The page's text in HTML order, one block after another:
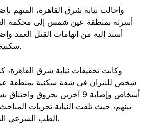
وأحالت نيابة شرق القاهرة، المتهم
أسرته بمنطقة عين شمس إلى محكمة
أسند إليه من اتهامات القتل العمد
سكنية بمنطقة عين شمس.
وكانت تحقيقات نيابة شرق
أشخاص وإصابة 9 آخرين بحروق
بينهم، حيث تلقت النيابة تحريات
الطب الشرعي الخاصة بالمجني عليهم.